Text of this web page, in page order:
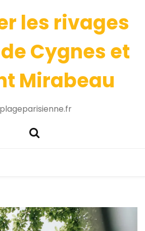
les rivages
Cygnes et
Mirabeau